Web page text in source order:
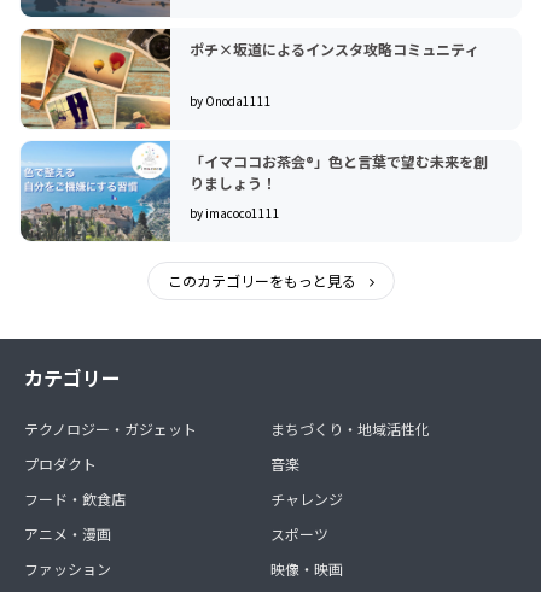
ポチ×坂道によるインスタ攻略コミュニティ
by Onoda1111
「イマココお茶会®︎」色と言葉で望む未来を創
りましょう！
by imacoco1111
このカテゴリーをもっと見る
カテゴリー
テクノロジー・ガジェット
プロダクト
フード・飲食店
アニメ・漫画
ファッション
まちづくり・地域活性化
音楽
チャレンジ
スポーツ
映像・映画